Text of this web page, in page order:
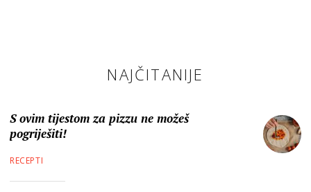
NAJČITANIJE
S ovim tijestom za pizzu ne možeš
pogriješiti!
RECEPTI